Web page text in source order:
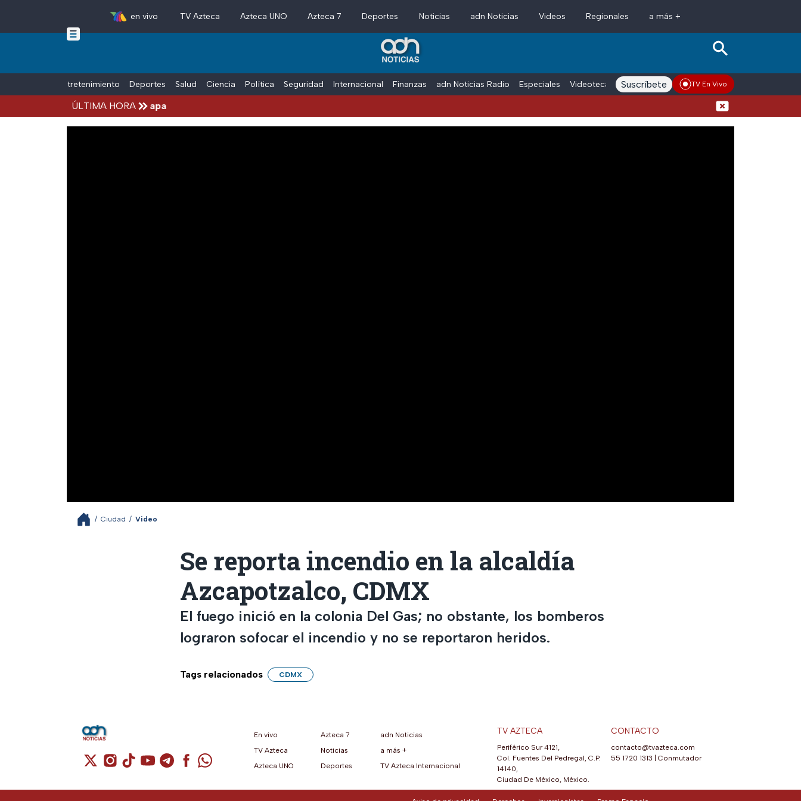
Skip to main content
en vivo TV Azteca Azteca UNO Azteca 7 Deportes Noticias adn Noticias Videos Regionales a más +
Entretenimiento Deportes Salud Ciencia Política Seguridad Internacional Finanzas adn Noticias Radio Especiales Videoteca Conductores Voces adn Noticias
Suscríbete TV En Vivo
ÚLTIMA HORA
Aguirre, por el Caso Ayotzinapa
/ Ciudad / Video
Se reporta incendio en la alcaldía
Azcapotzalco, CDMX
El fuego inició en la colonia Del Gas; no obstante, los bomberos
lograron sofocar el incendio y no se reportaron heridos.
Tags relacionados CDMX
Cuenta de X / Twitter (se abre en una nueva pestaña)
Cuenta de Instagram (se abre en una nueva pestaña)
Cuenta de TikTok (se abre en una nueva pestaña)
Cuenta de YouTube (se abre en una nueva pestaña)
Cuenta de Telegram (se abre en una nueva pestaña)
Cuenta de Facebook (se abre en una nueva pestaña)
Cuenta de WhatsApp (se abre en una nueva pestaña)
En vivo
TV Azteca
Azteca UNO
Azteca 7
Noticias
Deportes
adn Noticias
a más +
TV Azteca Internacional
TV AZTECA
Periférico Sur 4121,
Col. Fuentes Del Pedregal, C.P.
14140,
Ciudad De México, México.
CONTACTO
contacto@tvazteca.com
55 1720 1313 | Conmutador